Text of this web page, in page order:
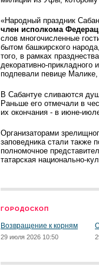
«Народный праздник
член исполкома
слов многочисленные
бытом башкирского
того, в рамках
декоративно-прикладного
подпевали певице
В Сабантуе сливаются
Раньше его отмечали в
их окончания - в июне-
Организаторами
заповедника стали также
полномочное
татарская национально-
ГОРОДОСКОП
Возвращение к корням
29 июля 2026 10:50